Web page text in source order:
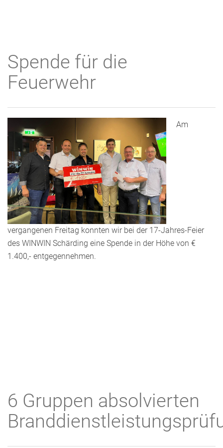
Spende für die
Feuerwehr
Am
vergangenen Freitag konnten wir bei der 17-Jahres-Feier
des WINWIN Schärding eine Spende in der Höhe von €
1.400,- entgegennehmen.
6 Gruppen absolvierten